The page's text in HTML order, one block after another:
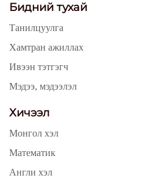
Бидний тухай
Танилцуулга
Хамтран ажиллах
Ивээн тэтгэгч
Мэдээ, мэдээлэл
Хичээл
Монгол хэл
Математик
Англи хэл